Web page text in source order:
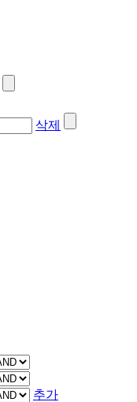
삭제
추가